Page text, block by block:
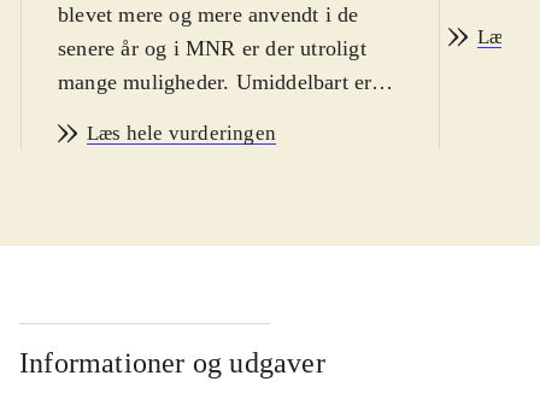
blevet mere og mere anvendt i de
senere år og i MNR er der utroligt
mange muligheder. Umiddelbart er
muligheden for at designe næsten alt
PEGI: 7, vurderes målgruppen fra 6-
Selve bilspillet er typisk gokart ræs.
Du kører på en bane med forskellige
våben fordelt ud på den og så gælder
Læs hele vurderingen
Læs
Informationer og udgaver